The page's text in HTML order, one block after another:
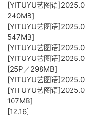
[YITUYU艺图语
240MB]
[YITUYU艺图语
547MB]
[YITUYU艺图语
[YITUYU艺图语
[25P／298MB]
[YITUYU艺图语
[YITUYU艺图语
107MB]
[12.16]